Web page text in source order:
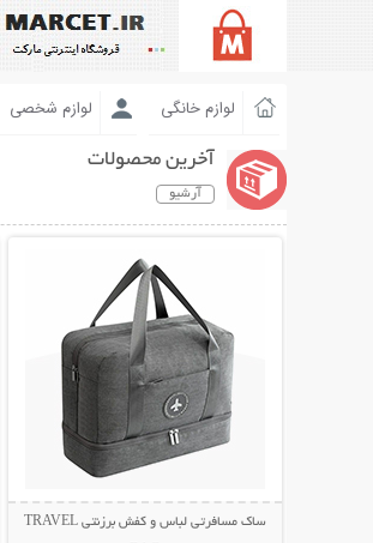
لوازم خانگی لوازم شخصی
آخرین محصولات
آرشیو
ساک مسافرتی لباس و کفش برزنتی TRAVEL